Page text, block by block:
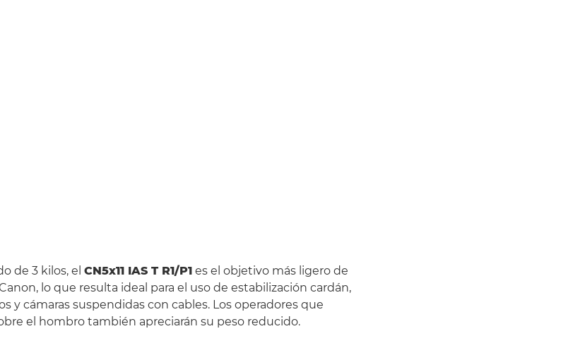
de 3 kilos, el CN5x11 IAS T R1/P1 es el objetivo más ligero de
lo que resulta ideal para el uso de estabilización cardán,
y cámaras suspendidas con cables. Los operadores que
el hombro también apreciarán su peso reducido.